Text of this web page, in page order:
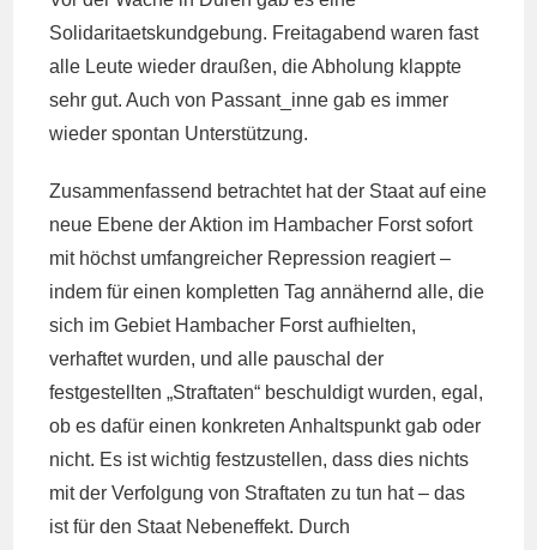
Solidaritaetskundgebung. Freitagabend waren fast
alle Leute wieder draußen, die Abholung klappte
sehr gut. Auch von Passant_inne gab es immer
wieder spontan Unterstützung.
Zusammenfassend betrachtet hat der Staat auf eine
neue Ebene der Aktion im Hambacher Forst sofort
mit höchst umfangreicher Repression reagiert –
indem für einen kompletten Tag annähernd alle, die
sich im Gebiet Hambacher Forst aufhielten,
verhaftet wurden, und alle pauschal der
festgestellten „Straftaten“ beschuldigt wurden, egal,
ob es dafür einen konkreten Anhaltspunkt gab oder
nicht. Es ist wichtig festzustellen, dass dies nichts
mit der Verfolgung von Straftaten zu tun hat – das
ist für den Staat Nebeneffekt. Durch